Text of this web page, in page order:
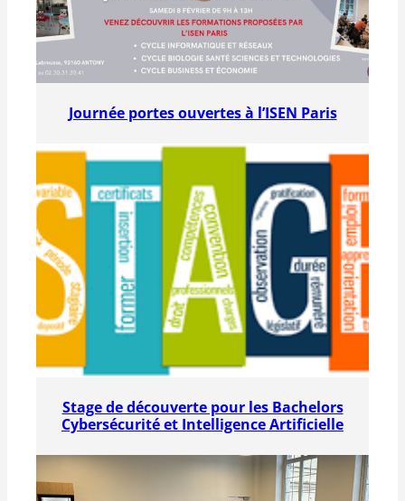
Journée portes ouvertes à l’ISEN Paris
Stage de découverte pour les Bachelors
Cybersécurité et Intelligence Artificielle